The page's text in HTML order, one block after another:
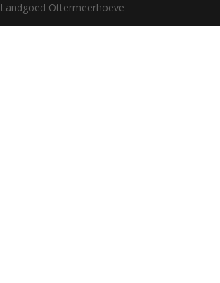
Landgoed Ottermeerhoeve